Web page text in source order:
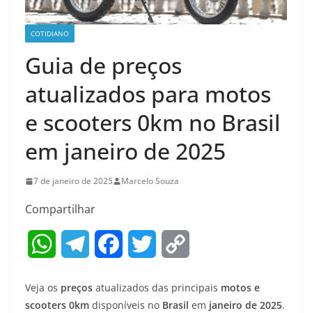
COTIDIANO
Guia de preços
atualizados para motos
e scooters 0km no Brasil
em janeiro de 2025
7 de janeiro de 2025 Marcelo Souza
Compartilhar
W
a
c
i
p
Veja os preços atualizados das principais motos e
scooters 0km disponíveis no Brasil em janeiro de 2025.